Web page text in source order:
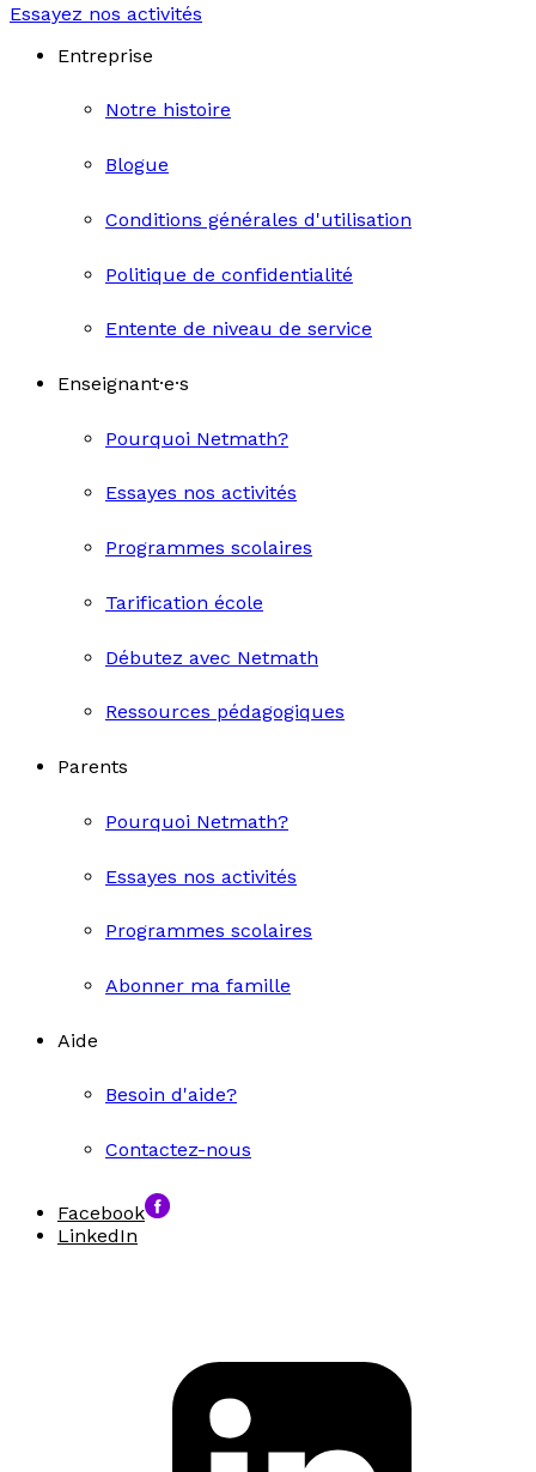
Essayez nos activités
Entreprise
Notre histoire
Blogue
Conditions générales d'utilisation
Politique de confidentialité
Entente de niveau de service
Enseignant·e·s
Pourquoi Netmath?
Essayes nos activités
Programmes scolaires
Tarification école
Débutez avec Netmath
Ressources pédagogiques
Parents
Pourquoi Netmath?
Essayes nos activités
Programmes scolaires
Abonner ma famille
Aide
Besoin d'aide?
Contactez-nous
Facebook
LinkedIn